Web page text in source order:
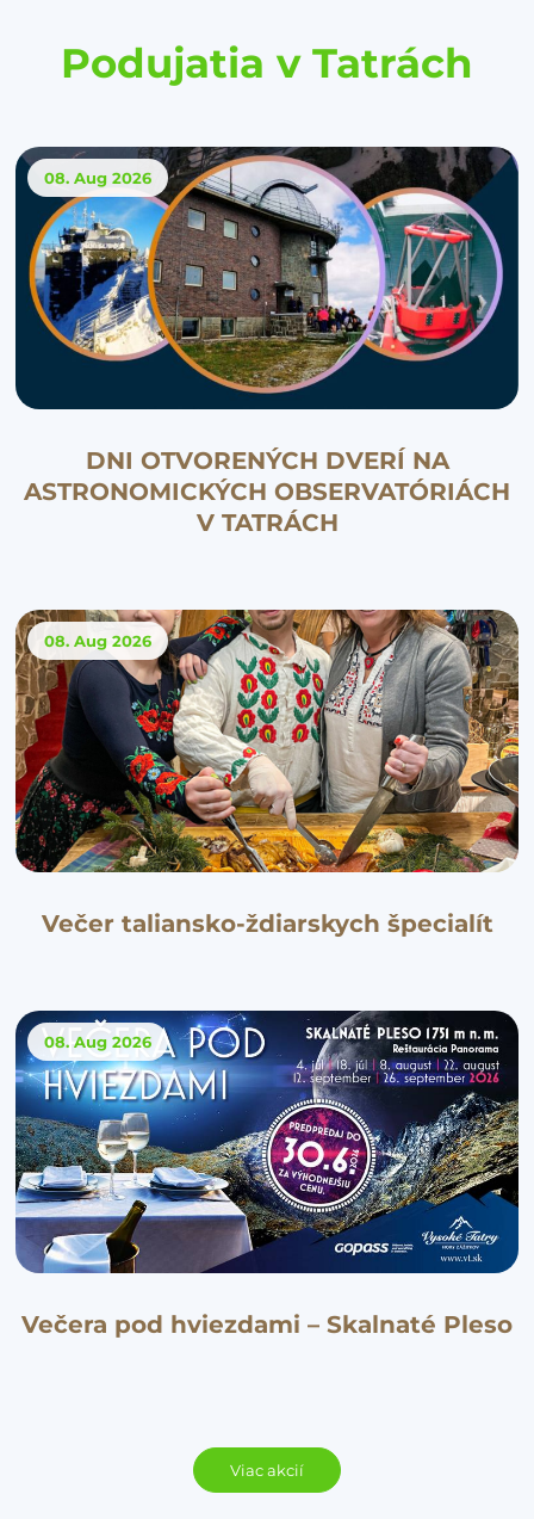
Podujatia v Tatrách
08. Aug 2026
DNI OTVORENÝCH DVERÍ NA
ASTRONOMICKÝCH OBSERVATÓRIÁCH
V TATRÁCH
08. Aug 2026
Večer taliansko-ždiarskych špecialít
08. Aug 2026
Večera pod hviezdami – Skalnaté Pleso
Viac akcií